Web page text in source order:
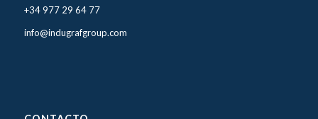
+34 977 29 64 77
info@indugrafgroup.com